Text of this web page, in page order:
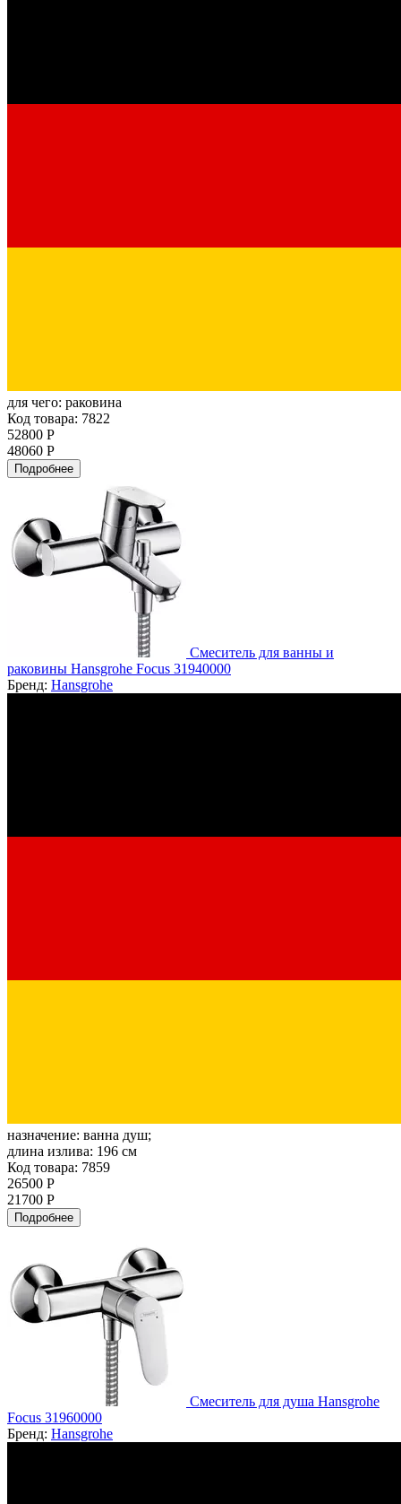
для чего: раковина
Код товара: 7822
52800 Р
48060 Р
Подробнее
Смеситель для ванны и
раковины Hansgrohe Focus 31940000
Бренд: Hansgrohe
назначение: ванна душ;
длина излива: 196 см
Код товара: 7859
26500 Р
21700 Р
Подробнее
Смеситель для душа Hansgrohe
Focus 31960000
Бренд: Hansgrohe